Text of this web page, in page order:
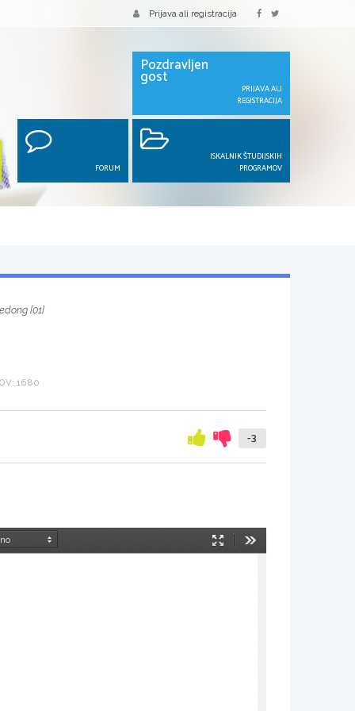
Prijava ali registracija
Pozdravljen
gost
PRIJAVA ALI
REGISTRACIJA
FORUM
ISKALNIK ŠTUDIJSKIH
PROGRAMOV
[01]
1680
-3
Način